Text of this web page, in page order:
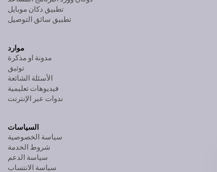
تطبيق دكان موبايل
تطبيق سائق التوصيل
موارد
مدونة او مذكرة
توثيق
الأسئلة الشائعة
فيديوهات تعليمية
ندوات عبر الإنترنت
السياسات
سياسة الخصوصية
شروط الخدمة
سياسة الدعم
سياسة الانتساب